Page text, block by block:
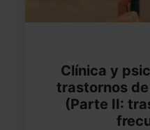
Clínica y
trastornos
(Parte II: